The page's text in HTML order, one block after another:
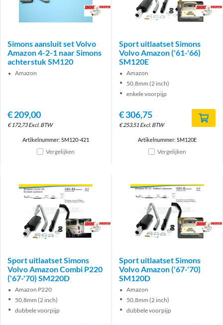
Brand
Simons aansluit set Volvo
Amazon 4-2-1 naar Simons
achterstuk SM120
Amazon
€209,00
€172,73 Excl. BTW
Artikelnummer: SM120-421
Vergelijken
Brand
Sport uitlaatset Simons
Volvo Amazon ('61-'66)
SM120E
Amazon
50,8mm (2 inch)
enkele voorpijp
€306,75
€253,51 Excl. BTW
Artikelnummer: SM120E
Vergelijken
Brand
Sport uitlaatset Simons
Volvo Amazon Combi P220
('67-'70) SM220D
Amazon P220
50,8mm (2 inch)
dubbele voorpijp
Brand
Sport uitlaatset Simons
Volvo Amazon ('67-'70)
SM120D
Amazon
50,8mm (2 inch)
dubbele voorpijp